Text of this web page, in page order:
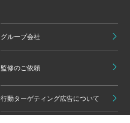
グループ会社
監修のご依頼
行動ターゲティング広告について